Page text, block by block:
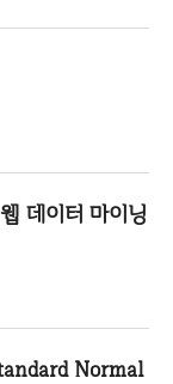
데이터 마이닝
Normal